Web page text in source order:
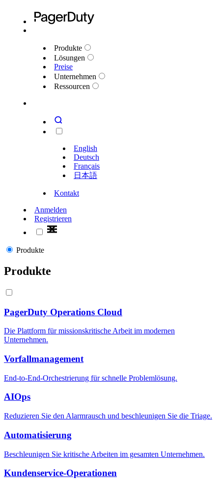
Produkte
Lösungen
Preise
Unternehmen
Ressourcen
English
Deutsch
Français
日本語
Kontakt
Anmelden
Registrieren
Produkte
Produkte
PagerDuty Operations Cloud
Die Plattform für missionskritische Arbeit im modernen
Unternehmen.
Vorfallmanagement
End-to-End-Orchestrierung für schnelle Problemlösung.
AIOps
Reduzieren Sie den Alarmrausch und beschleunigen Sie die Triage.
Automatisierung
Beschleunigen Sie kritische Arbeiten im gesamten Unternehmen.
Kundenservice-Operationen